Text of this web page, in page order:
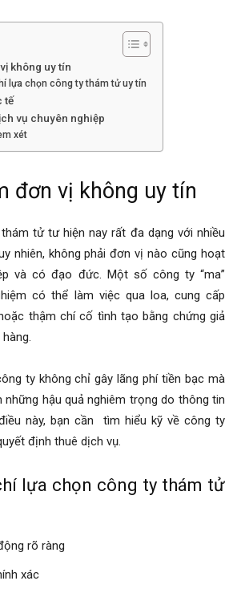
không uy tín
lựa chọn công ty thám tử uy tín
tế
vụ chuyên nghiệp
xét
đơn vị không uy tín
tử tư hiện nay rất đa dạng với nhiều
nhiên, không phải đơn vị nào cũng hoạt
và có đạo đức. Một số công ty “ma”
có thể làm việc qua loa, cung cấp
thậm chí cố tình tạo bằng chứng giả
ty không chỉ gây lãng phí tiền bạc mà
hậu quả nghiêm trọng do thông tin
này, bạn cần
tìm hiểu kỹ về công ty
định thuê dịch vụ.
lựa chọn công ty thám tử
rõ ràng
xác